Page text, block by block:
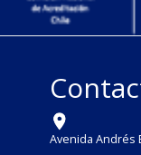
Avenida Andrés